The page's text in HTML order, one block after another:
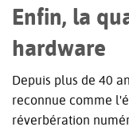
Enfin, la
hardware
Depuis plus de 40
reconnue comme
réverbération